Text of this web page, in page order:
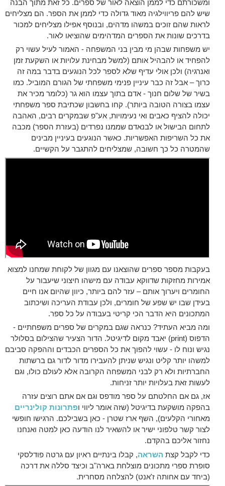
ומשכורתם כדי לממן הוצאה לאור של ספרים. כל זאת מתוך הבנה
שיש להם פריווילגיה מאוד גדולה כדי לממן את הספר. הם מצליחים
לראות שהם זוכים במשהו מדהים, ובנוסף אפילו מצליחים למכור
בדרכים שונות את הספרים המדהימים שהוציאו לאור.
יש משפחות שבהן מי מבין בני המשפחה - האמור לעיל עשוי רק
להפחיד או להבהיל אותם (למשל מבחינת עלויות או השקעת זמן
ואנרגיה) ולכן אולי עדיף שלא לספר לכל הנוגעים בדבר במה זה
כרוך – אבל זה כבר עיניין פנימי משפחתי של הגורם המוביל. כמו
בשיר של שלום חנוך - אדם בתוך עצמו הוא גר (כלומר מכיר את
עצמו בצורה הטובה ביותר). קחו בחשבון שכתיבת ספר משפחתי
יכולה להציף כאבים ואי נעימויות, אע"פ שבמקרים רבים, האהבה
לתחום הבישול או לבנאדם שממנו נפרדים (בעזרת הספר) מכבה
את כל השריפות האפשריות. כאשר הנוגעים בעיניין מבינים
שהמטרה כל כך חשובה, שמצליחים להתגבר על הקשיים.
בעקבות מספר ספרים שהוצאנו עם מגוון של לקוחת שמחנו למצוא
אמירות מחזקות שדווקא עבודה עם מישהו חיצוני שיעבור על
החומרים ויערוך אותם – עזר להם ביותר, כיוון שהיום אנו חיים
בעידן שבו יש שפע של חומרים, ולכן עבודת העריכה ושיכתוב
המתכונים היא הדבר הכי קריטי בעבודה על כל ספר.
ומה מביא העתיד? כנראה שגם במקרים של ספרים משפחתיים -
הדפוס (print) יאבד מקום לדיגיטל. הדור הצעיר שהצילום בסלולר
נגיש ונוח לו - עשוי להפוך את כל הספרים הכבדים וההפקה סביבם
למשהו יותר קליט ונגיש שניתן להעבירו מדור לדור גם ברשתות
החברתיות ולא רק לבני המשפחה הקרובה אלא לעולם כולו, וגם
לעשות זאת בעלויות יותר זניחות.
אז, גם אם החלטתם על ספר מודפס וגם אם אתם רוצים עזרה
בהפקה מושקעת בדיגיטל (שזה אומר ליווי ופתרונות קולינריים
מאחורי הקלעים), השף ארז שטרן - כאן בשבילכם. הרגישו חופשי
לצור קשר טלפוני ישיר או להשאיר לנו הודעה כאן למטה ואנחנו
נחזור אליכם בהקדם.
כדי לקבל קצת השראה, קבלו בינתיים ראיון עם גרטה פודלסקי
סופרת ספרי מתכונים מוצלחת בארה"ב וכיצד סללה את דרכה
(ביחד עם אחותה ז'אנט) להצלחה מסחרית.